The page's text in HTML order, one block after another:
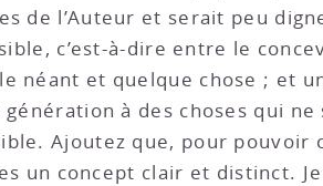
de l’Auteur et serait peu
c’est-à-dire entre le
néant et quelque chose ; et
à des choses qui
Ajoutez que, pour pouvoir
un concept clair et distinct. Je